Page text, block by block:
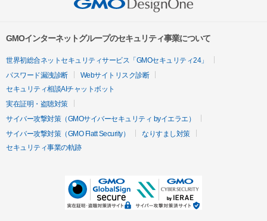
GMOインターネットグループのセキュリティ事業について
世界初総合ネットセキュリティサービス「GMOセキュリティ24」
パスワード漏洩診断
Webサイトリスク診断
セキュリティ相談AIチャットボット
実在証明・盗聴対策
サイバー攻撃対策（GMOサイバーセキュリティ byイエラエ）
サイバー攻撃対策（GMO Flatt Security）
なりすまし対策
セキュリティ事業の軌跡